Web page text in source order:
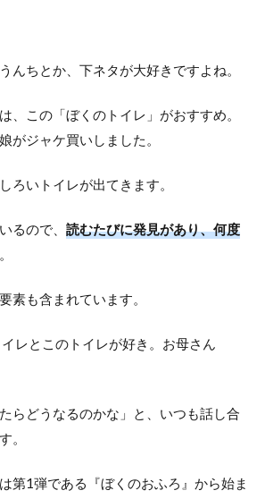
んちとか、下ネタが大好きですよね。
、この「ぼくのトイレ」がおすすめ。
がジャケ買いしました。
ろいトイレが出てきます。
るので、 読むたびに発見があり、何度
。
素も含まれています。
イレとこのトイレが好き。お母さん
らどうなるのかな」と、いつも話し合
。
第1弾である『ぼくのおふろ』から始ま